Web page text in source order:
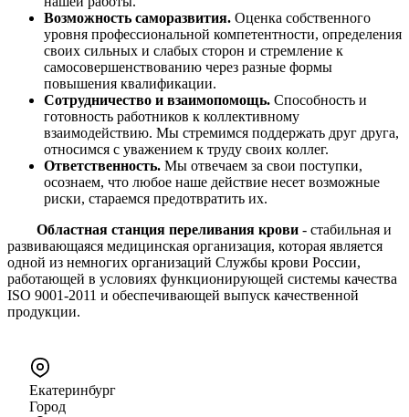
Возможность саморазвития. Оценка собственного
уровня профессиональной компетентности, определения
своих сильных и слабых сторон и стремление к
самосовершенствованию через разные формы
повышения квалификации.
Сотрудничество и взаимопомощь. Способность и
готовность работников к коллективному
взаимодействию. Мы стремимся поддержать друг друга,
относимся с уважением к труду своих коллег.
Ответственность. Мы отвечаем за свои поступки,
осознаем, что любое наше действие несет возможные
риски, стараемся предотвратить их.
Областная станция переливания крови - стабильная и
развивающаяся медицинская организация, которая является
одной из немногих организаций Службы крови России,
работающей в условиях функционирующей системы качества
ISO 9001-2011 и обеспечивающей выпуск качественной
продукции.
Екатеринбург
Город